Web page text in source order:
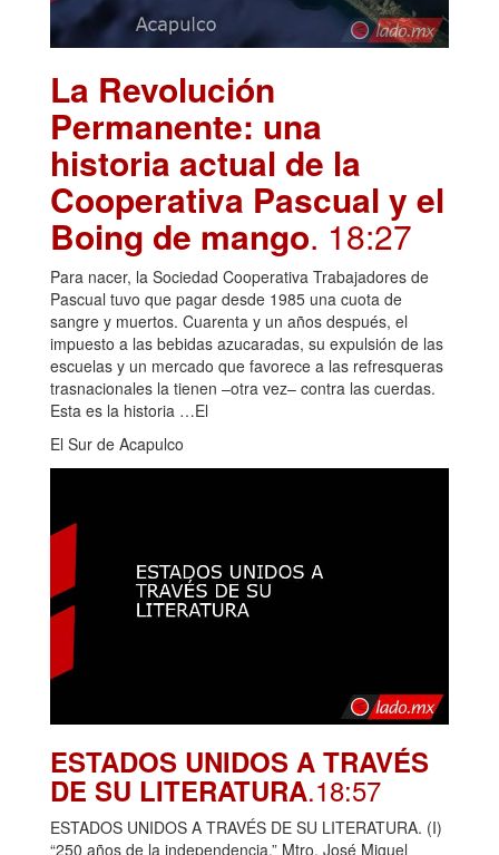
La Revolución
Permanente: una
historia actual de la
Cooperativa Pascual y el
Boing de mango. 18:27
Para nacer, la Sociedad Cooperativa Trabajadores de
Pascual tuvo que pagar desde 1985 una cuota de
sangre y muertos. Cuarenta y un años después, el
impuesto a las bebidas azucaradas, su expulsión de las
escuelas y un mercado que favorece a las refresqueras
trasnacionales la tienen –otra vez– contra las cuerdas.
Esta es la historia …El
El Sur de Acapulco
ESTADOS UNIDOS A TRAVÉS
DE SU LITERATURA.18:57
ESTADOS UNIDOS A TRAVÉS DE SU LITERATURA. (I)
“250 años de la independencia.” Mtro. José Miguel